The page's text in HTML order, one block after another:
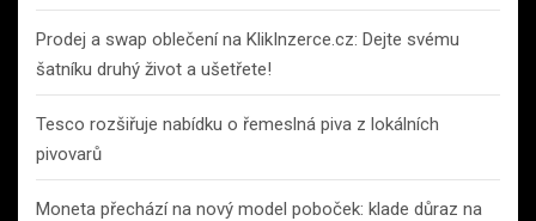
Prodej a swap oblečení na KlikInzerce.cz: Dejte svému
šatníku druhý život a ušetřete!
Tesco rozšiřuje nabídku o řemeslná piva z lokálních
pivovarů
Moneta přechází na nový model poboček: klade důraz na